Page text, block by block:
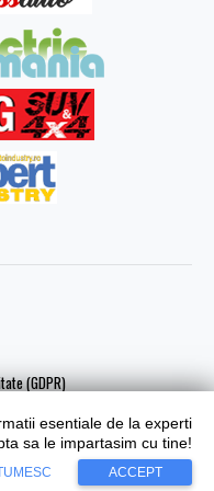
(GDPR)
esentiale de la experti
sa le impartasim cu tine!
ACCEPT